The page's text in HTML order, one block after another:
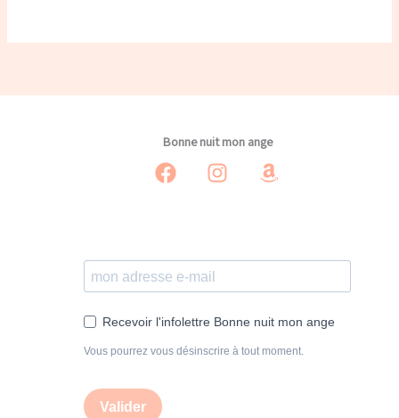
Bonne nuit mon ange
Recevoir l'infolettre Bonne nuit mon ange
Vous pourrez vous désinscrire à tout moment.
Valider